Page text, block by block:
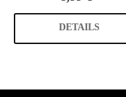
DETAILS